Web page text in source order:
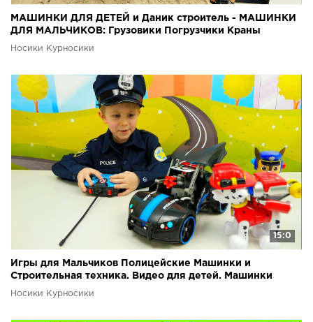
МАШИНКИ ДЛЯ ДЕТЕЙ и Даник строитель - МАШИНКИ
ДЛЯ МАЛЬЧИКОВ: Грузовики Погрузчики Краны
Экскаваторы
Носики Курносики
15:0
Игры для Мальчиков Полицейские Машинки и
Строительная техника. Видео для детей. Машинки
мультики
Носики Курносики